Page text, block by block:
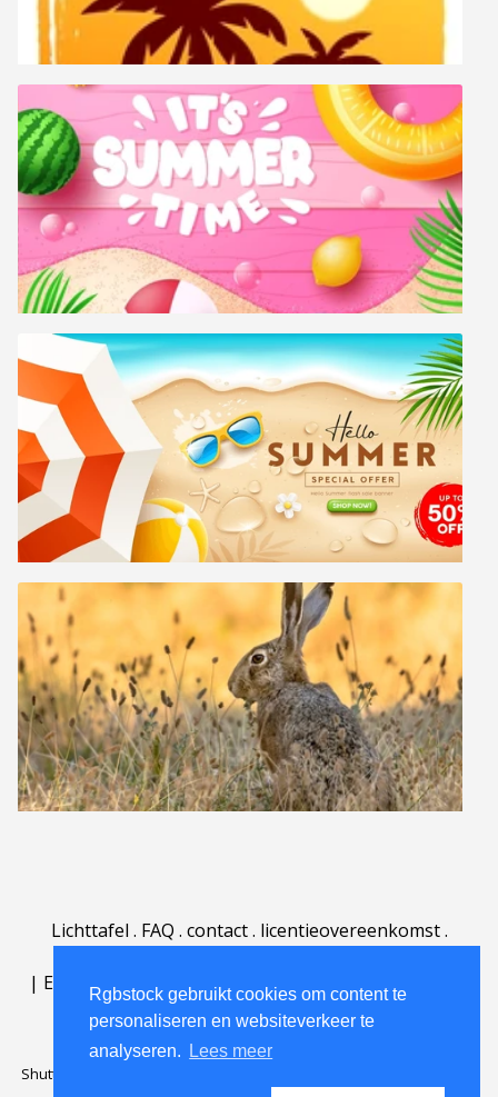
Rgbstock gebruikt cookies om content te
personaliseren en websiteverkeer te
analyseren.
Lees meer
Lichttafel . FAQ . contact. licentieovereenkomst.
| English | Deutsch Español | Português
Nederlands|
Shutterstock official partner of Rgbstock